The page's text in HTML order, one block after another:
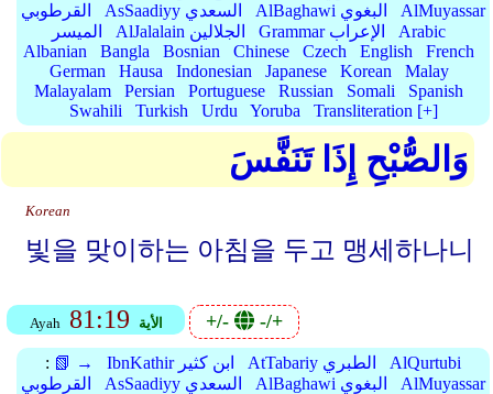
القرطوبي
AsSaadiyy السعدي AlBaghawi البغوي
AlMuyassar
الميسر
AlJalalain الجلالين Grammar الإعراب
Arabic
Albanian
Bangla Bosnian Chinese Czech English
French
German
Hausa Indonesian Japanese Korean
Malay
Malayalam
Persian Portuguese Russian Somali
Spanish
Swahili
Turkish Urdu Yoruba Transliteration [+]
وَالصُّبْحِ إِذَا تَنَفَّسَ
Korean
빛을 맞이하는 아침을 두고 맹세하나니
Ayah 81:19 الأية +/- -/+
: 📗 → IbnKathir ابن كثير AtTabariy الطبري
AlQurtubi
القرطوبي
AsSaadiyy السعدي AlBaghawi البغوي
AlMuyassar